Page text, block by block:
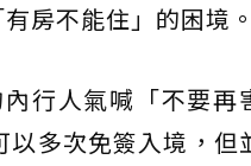
房不能住」的困境。
行人氣喊「不要再
多次免簽入境，但